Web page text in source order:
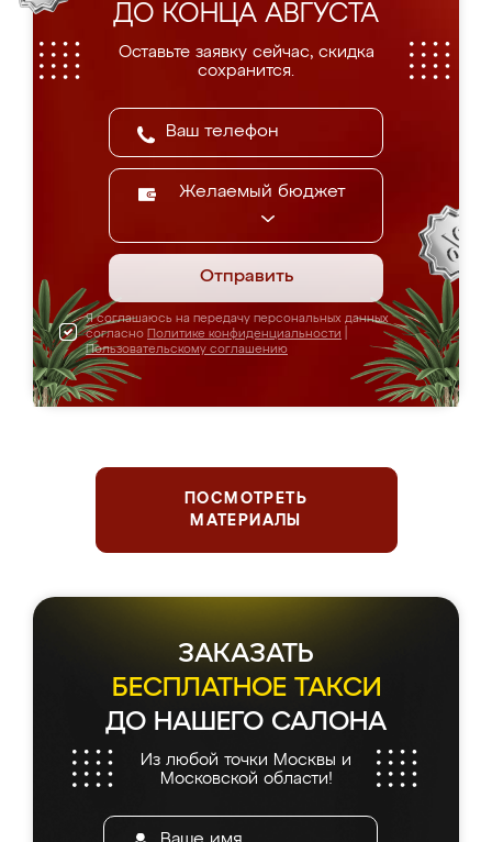
ДО КОНЦА АВГУСТА
Оставьте заявку сейчас, скидка
сохранится.
Желаемый бюджет
Отправить
Я соглашаюсь на передачу персональных данных
согласно Политике конфиденциальности
Пользовательскому соглашению
ПОСМОТРЕТЬ
МАТЕРИАЛЫ
ЗАКАЗАТЬ
БЕСПЛАТНОЕ ТАКСИ
ДО НАШЕГО САЛОНА
Из любой точки Москвы и
Московской области!